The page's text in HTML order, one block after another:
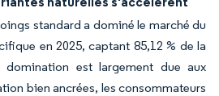
standard a dominé le marché du
en 2025, captant 85,12 % de la
est largement due aux
bien ancrées, les consommateurs